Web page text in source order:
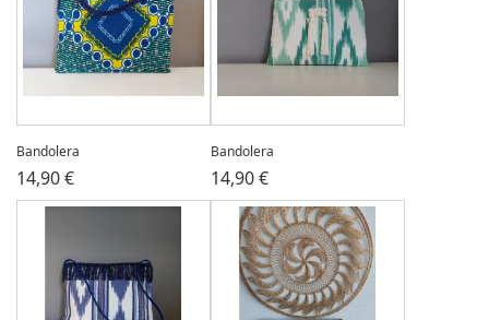
Bandolera
14,90 €
Bandolera
14,90 €